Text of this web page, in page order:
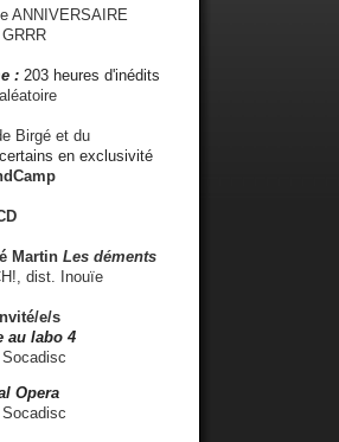
ANNIVERSAIRE
: 203 heures d'inédits
Birgé et du
en exclusivité
Martin Les déments
dist. Inouïe
e/s
au labo 4
Opera